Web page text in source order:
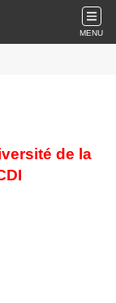
MENU
de la